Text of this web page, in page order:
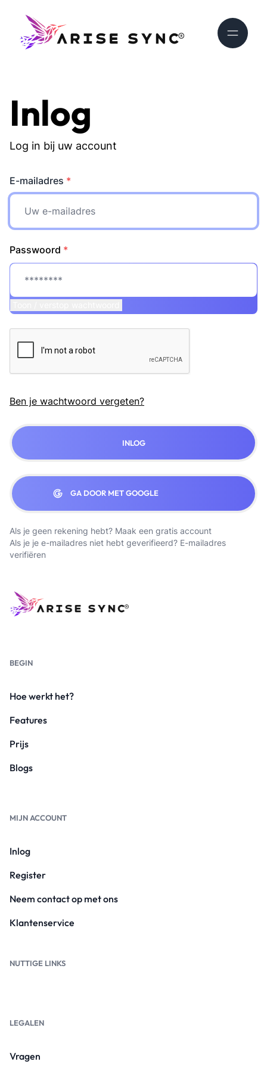
Inlog
Log in bij uw account
E-mailadres *
Passwoord *
Ben je wachtwoord vergeten?
INLOG
GA DOOR MET GOOGLE
Als je geen rekening hebt? Maak een gratis account
Als je je e-mailadres niet hebt geverifieerd? E-mailadres
verifiëren
BEGIN
Hoe werkt het?
Features
Prijs
Blogs
MIJN ACCOUNT
Inlog
Register
Neem contact op met ons
Klantenservice
NUTTIGE LINKS
LEGALEN
Vragen